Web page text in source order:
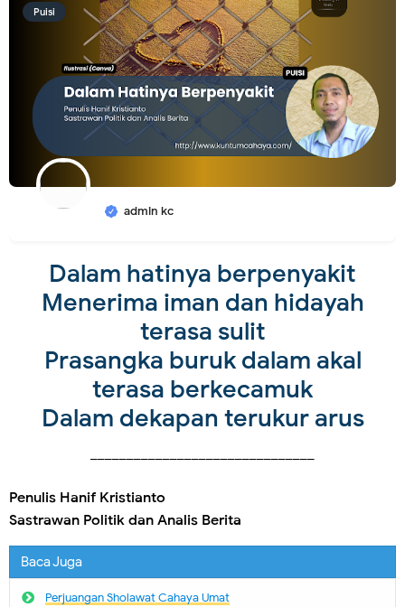
Puisi
admin kc
Dalam hatinya berpenyakit
Menerima iman dan hidayah
terasa sulit
Prasangka buruk dalam akal
terasa berkecamuk
Dalam dekapan terukur arus
Penulis Hanif Kristianto
Sastrawan Politik dan Analis Berita
Baca Juga
Perjuangan Sholawat Cahaya Umat